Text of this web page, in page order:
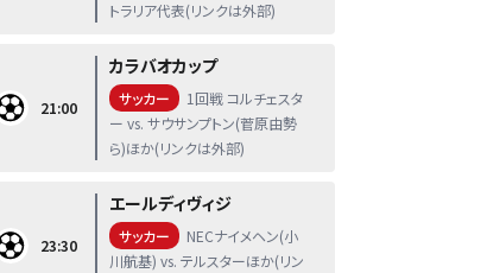
トラリア代表(リンクは外部)
21:00
カラバオカップ
サッカー
1回戦 コルチェスタ
ー vs. サウサンプトン(菅原由勢
ら)ほか(リンクは外部)
23:30
エールディヴィジ
サッカー
NECナイメヘン(小
川航基) vs. テルスターほか(リン